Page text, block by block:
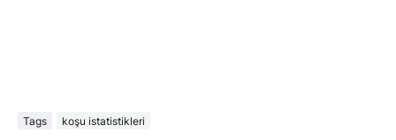
Tags koşu istatistikleri